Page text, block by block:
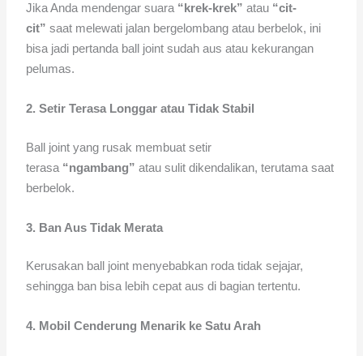
Jika Anda mendengar suara “krek-krek” atau “cit-
cit” saat melewati jalan bergelombang atau berbelok, ini
bisa jadi pertanda ball joint sudah aus atau kekurangan
pelumas.
2. Setir Terasa Longgar atau Tidak Stabil
Ball joint yang rusak membuat setir
terasa “ngambang” atau sulit dikendalikan, terutama saat
berbelok.
3. Ban Aus Tidak Merata
Kerusakan ball joint menyebabkan roda tidak sejajar,
sehingga ban bisa lebih cepat aus di bagian tertentu.
4. Mobil Cenderung Menarik ke Satu Arah